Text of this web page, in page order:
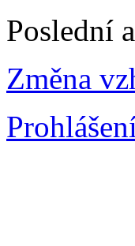
Poslední
Změna